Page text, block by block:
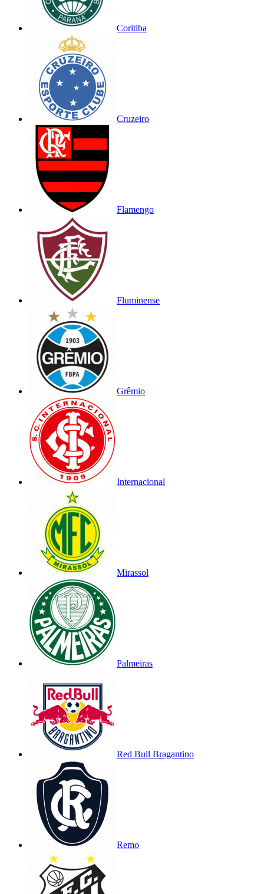
Coritiba
Cruzeiro
Flamengo
Fluminense
Grêmio
Internacional
Mirassol
Palmeiras
Red Bull Bragantino
Remo